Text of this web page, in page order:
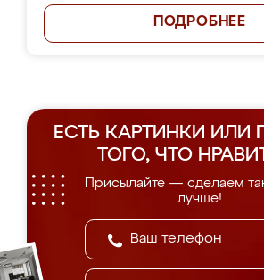
ПОДРОБНЕЕ
ЕСТЬ КАРТИНКИ ИЛИ
ТОГО, ЧТО
Присылайте — сделаем
лучше!